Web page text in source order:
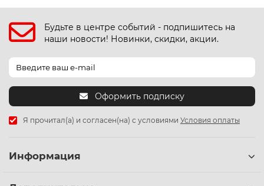
Будьте в центре событий - подпишитесь на
наши новости! Новинки, скидки, акции.
Оформить подписку
Я прочитал(а) и согласен(на) с условиями Условия оплаты
Информация